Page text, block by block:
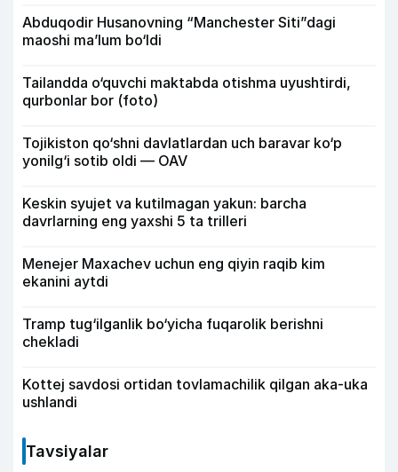
Abduqodir Husanovning “Manchester Siti”dagi
maoshi ma’lum bo‘ldi
Tailandda o‘quvchi maktabda otishma uyushtirdi,
qurbonlar bor (foto)
Tojikiston qo‘shni davlatlardan uch baravar ko‘p
yonilg‘i sotib oldi — OAV
Keskin syujet va kutilmagan yakun: barcha
davrlarning eng yaxshi 5 ta trilleri
Menejer Maxachev uchun eng qiyin raqib kim
ekanini aytdi
Tramp tug‘ilganlik bo‘yicha fuqarolik berishni
chekladi
Kottej savdosi ortidan tovlamachilik qilgan aka-uka
ushlandi
Tavsiyalar